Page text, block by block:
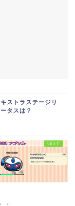
ストラステージリ
タスは？